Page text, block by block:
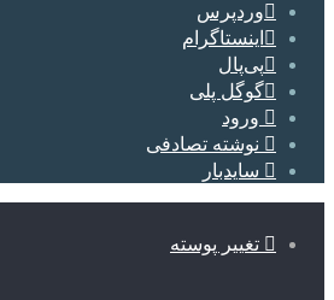
وردپرس
اینستاگرام
پی‌پال
گوگل پلی
ورود
نوشته تصادفی
سایدبار
تغییر پوسته